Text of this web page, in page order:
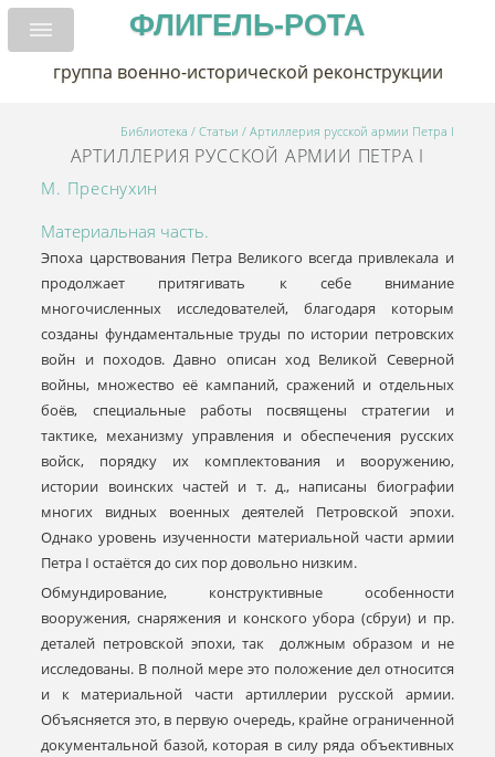
ФЛИГЕЛЬ-РОТА
группа военно-исторической реконструкции
Библиотека / Статьи / Артиллерия русской армии Петра I
АРТИЛЛЕРИЯ РУССКОЙ АРМИИ ПЕТРА I
М. Преснухин
Материальная часть.
Эпоха царствования Петра Великого всегда привлекала и
продолжает притягивать к себе внимание
многочисленных исследователей, благодаря которым
созданы фундаментальные труды по истории петровских
войн и походов. Давно описан ход Великой Северной
войны, множество её кампаний, сражений и отдельных
боёв, специальные работы посвящены стратегии и
тактике, механизму управления и обеспечения русских
войск, порядку их комплектования и вооружению,
истории воинских частей и т. д., написаны биографии
многих видных военных деятелей Петровской эпохи.
Однако уровень изученности материальной части армии
Петра I остаётся до сих пор довольно низким.
Обмундирование, конструктивные особенности
вооружения, снаряжения и конского убора (сбруи) и пр.
деталей петровской эпохи, так должным образом и не
исследованы. В полной мере это положение дел относится
и к материальной части артиллерии русской армии.
Объясняется это, в первую очередь, крайне ограниченной
документальной базой, которая в силу ряда объективных